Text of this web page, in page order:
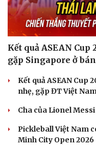
Kết quả ASEAN
gặp Singapore ở
Kết quả ASEAN Cup
nhẹ, gặp ĐT Việt
Cha của Lionel
Pickleball Việt Nam
Minh City Open 2026